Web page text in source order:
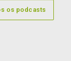
os podcasts